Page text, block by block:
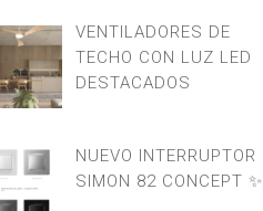
VENTILADORES DE
TECHO CON LUZ LED
DESTACADOS
NUEVO INTERRUPTOR
SIMON 82 CONCEPT ✨